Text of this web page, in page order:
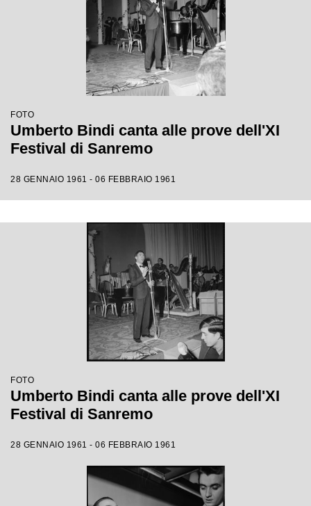
FOTO
Umberto Bindi canta alle prove dell'XI
Festival di Sanremo
28 GENNAIO 1961 - 06 FEBBRAIO 1961
FOTO
Umberto Bindi canta alle prove dell'XI
Festival di Sanremo
28 GENNAIO 1961 - 06 FEBBRAIO 1961